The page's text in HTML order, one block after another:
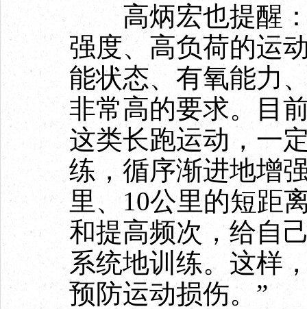
高炳宏也提醒：
强度、高负荷的运
能状态、有氧能力
非常高的要求。目
这类长跑运动，一
练，循序渐进地增
里、10公里的短距
和提高频次，给自
系统地训练。这样
预防运动损伤。”